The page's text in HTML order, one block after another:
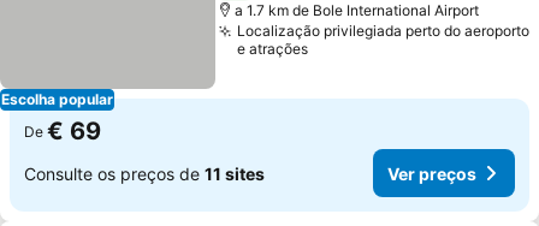
Escolha popular
a 1.7 km de Bole International Airport
Localização privilegiada perto do aeroporto
e atrações
De € 69
Consulte os preços de 11 sites Ver preços